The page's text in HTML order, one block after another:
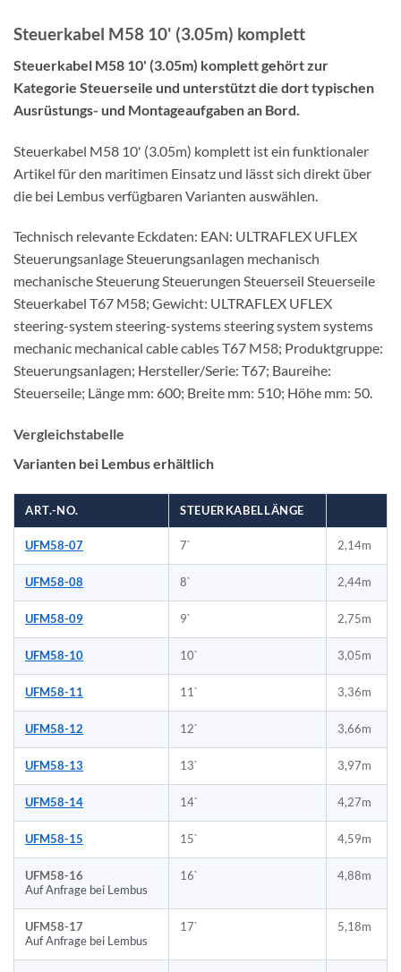
Steuerkabel M58 10' (3.05m) komplett
Steuerkabel M58 10' (3.05m) komplett gehört zur
Kategorie Steuerseile und unterstützt die dort typischen
Ausrüstungs- und Montageaufgaben an Bord.
Steuerkabel M58 10' (3.05m) komplett ist ein funktionaler
Artikel für den maritimen Einsatz und lässt sich direkt über
die bei Lembus verfügbaren Varianten auswählen.
Technisch relevante Eckdaten: EAN: ULTRAFLEX UFLEX
Steuerungsanlage Steuerungsanlagen mechanisch
mechanische Steuerung Steuerungen Steuerseil Steuerseile
Steuerkabel T67 M58; Gewicht: ULTRAFLEX UFLEX
steering-system steering-systems steering system systems
mechanic mechanical cable cables T67 M58; Produktgruppe:
Steuerungsanlagen; Hersteller/Serie: T67; Baureihe:
Steuerseile; Länge mm: 600; Breite mm: 510; Höhe mm: 50.
Vergleichstabelle
Varianten bei Lembus erhältlich
ART.-NO. STEUERKABELLÄNGE
UFM58-07 7` 2,14m
UFM58-08 8` 2,44m
UFM58-09 9` 2,75m
UFM58-10 10` 3,05m
UFM58-11 11` 3,36m
UFM58-12 12` 3,66m
UFM58-13 13` 3,97m
UFM58-14 14` 4,27m
UFM58-15 15` 4,59m
UFM58-16
Auf Anfrage bei Lembus
16` 4,88m
UFM58-17
Auf Anfrage bei Lembus
17` 5,18m